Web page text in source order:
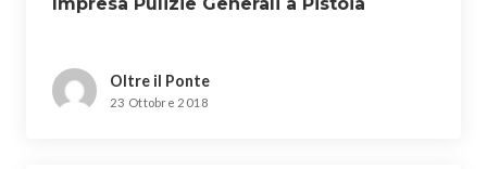
Oltre il Ponte
23 Ottobre 2018